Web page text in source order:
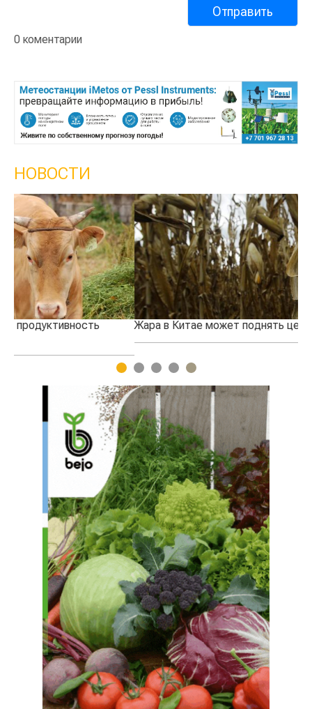
0 коментарии
НОВОСТИ
Жара в Китае может поднять цены на зерно
1 2 3 4 5